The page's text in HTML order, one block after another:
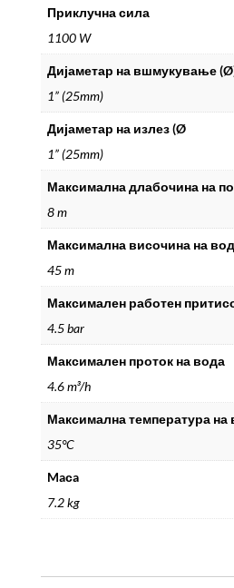
филтер
Приклучна сила
1100 W
Дијаметар на вшмукување
1” (25mm)
Дијаметар на излез (Ø
1” (25mm)
Максимална длабочина на
8 m
Максимална височина на
45 m
Максимален работен
4.5 bar
Максимален проток на вода
4.6 m³/h
Максимална температура на
35°C
Maсa
7.2 kg